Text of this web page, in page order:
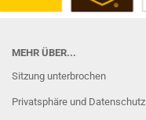
MEHR ÜBER...
Sitzung unterbrochen
Privatsphäre und Datenschutz